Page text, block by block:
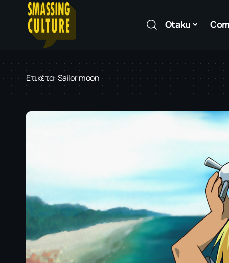
Otaku
Ετικέτα:Sailor moon